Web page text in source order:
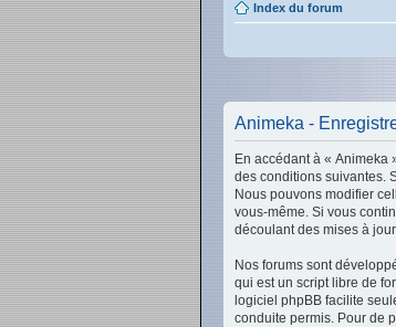
Index du forum
Animeka -
En accédant à « Animeka
des conditions suivantes.
Nous pouvons modifier
vous-même. Si vous
découlant des mises à
Nos forums sont
qui est un script libre de
logiciel phpBB facilite
conduite permis. Pour de